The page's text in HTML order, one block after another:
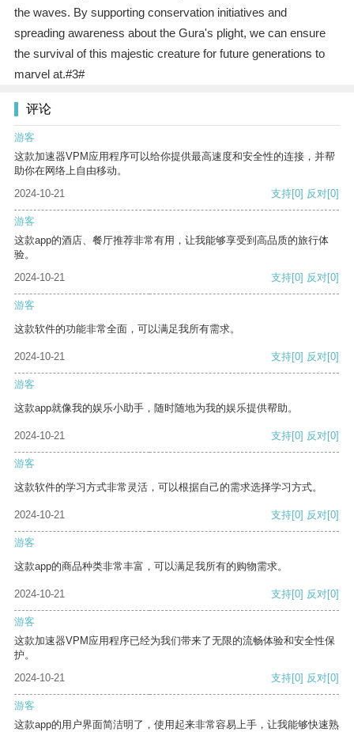
the waves. By supporting conservation initiatives and
spreading awareness about the Gura's plight, we can ensure
the survival of this majestic creature for future generations to
marvel at.#3#
评论
游客
这款加速器VPM应用程序可以给你提供最高速度和安全性的连接，并帮
助你在网络上自由移动。
2024-10-21
支持[0] 反对[0]
游客
这款app的酒店、餐厅推荐非常有用，让我能够享受到高品质的旅行体
验。
2024-10-21
支持[0] 反对[0]
游客
这款软件的功能非常全面，可以满足我所有需求。
2024-10-21 支持[0] 反对[0]
游客
这款app就像我的娱乐小助手，随时随地为我的娱乐提供帮助。
2024-10-21 支持[0] 反对[0]
游客
这款软件的学习方式非常灵活，可以根据自己的需求选择学习方式。
2024-10-21 支持[0] 反对[0]
游客
这款app的商品种类非常丰富，可以满足我所有的购物需求。
2024-10-21 支持[0] 反对[0]
游客
这款加速器VPM应用程序已经为我们带来了无限的流畅体验和安全性保
护。
2024-10-21
支持[0] 反对[0]
游客
这款app的用户界面简洁明了，使用起来非常容易上手，让我能够快速熟